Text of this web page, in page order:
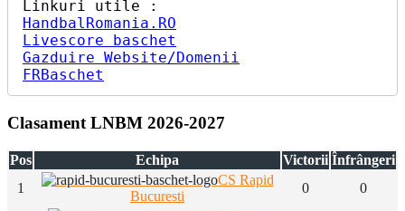
HandbalRomania.RO
Livescore baschet
Gazduire Website/Domenii
FRBaschet
Clasament LNBM 2026-2027
Pos Echipa Victorii Înfrângeri
1
CS Rapid
Bucuresti
0 0